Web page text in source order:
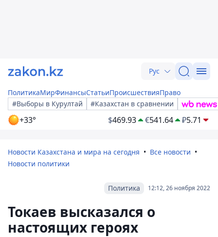
Рус
ПолитикаМирФинансыСтатьиПроисшествияПраво
#Выборы в Курултай
#Казахстан в сравнении
+33° $469.93 €541.64 ₽5.71
Новости Казахстана и мира на сегодня
Все новости
Новости политики
12:12, 26 ноября 2022
Политика
Токаев высказался о
настоящих героях